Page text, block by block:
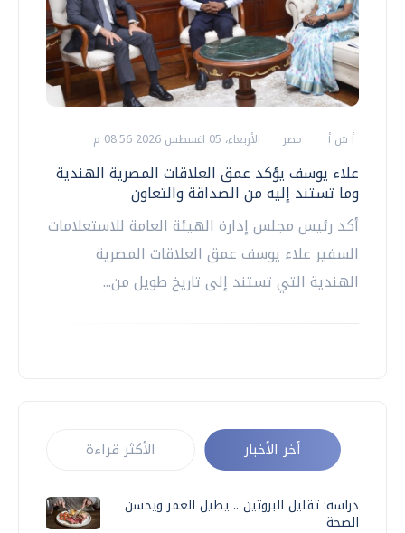
أ ش أ مصر الأربعاء، 05 اغسطس 2026 08:56 م
علاء يوسف يؤكد عمق العلاقات المصرية الهندية
وما تستند إليه من الصداقة والتعاون
أكد رئيس مجلس إدارة الهيئة العامة للاستعلامات
السفير علاء يوسف عمق العلاقات المصرية
الهندية التي تستند إلى تاريخ طويل من...
أخر الأخبار الأكثر قراءة
دراسة: تقليل البروتين .. يطيل العمر ويحسن
الصحة